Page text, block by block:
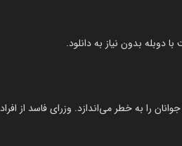
را به خطر می‌اندازد. وزرای فاسد از افراد